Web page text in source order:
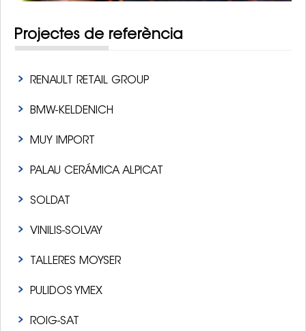
Projectes de referència
RENAULT RETAIL GROUP
BMW-KELDENICH
MUY IMPORT
PALAU CERÁMICA ALPICAT
SOLDAT
VINILIS-SOLVAY
TALLERES MOYSER
PULIDOS YMEX
ROIG-SAT